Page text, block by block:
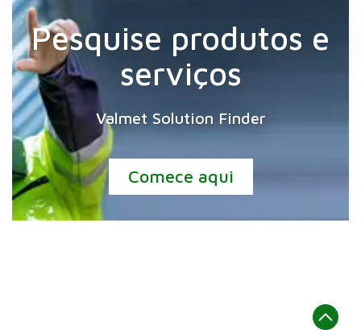
Pesquise produtos e
serviços
Valmet Solution Finder
Comece aqui